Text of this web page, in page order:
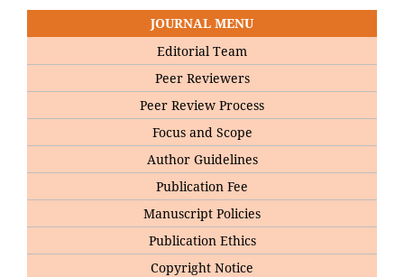
JOURNAL MENU
Editorial Team
Peer Reviewers
Peer Review Process
Focus and Scope
Author Guidelines
Publication Fee
Manuscript Policies
Publication Ethics
Copyright Notice